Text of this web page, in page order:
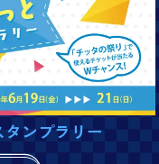
ンプラリー